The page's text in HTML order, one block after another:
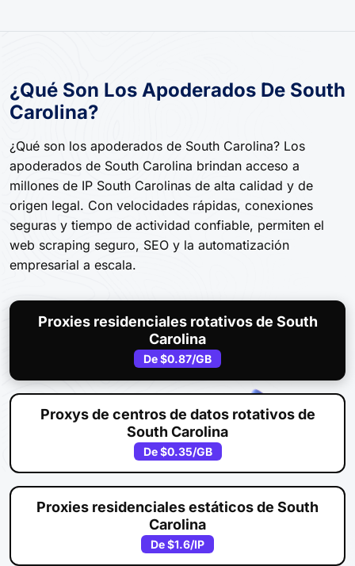
¿Qué Son Los Apoderados De South
Carolina?
¿Qué son los apoderados de South Carolina? Los
apoderados de South Carolina brindan acceso a
millones de IP South Carolinas de alta calidad y de
origen legal. Con velocidades rápidas, conexiones
seguras y tiempo de actividad confiable, permiten el
web scraping seguro, SEO y la automatización
empresarial a escala.
Proxies residenciales rotativos de South
Carolina
De$0.87/GB
Proxys de centros de datos rotativos de
South Carolina
De$0.35/GB
Proxies residenciales estáticos de South
Carolina
De$1.6/IP